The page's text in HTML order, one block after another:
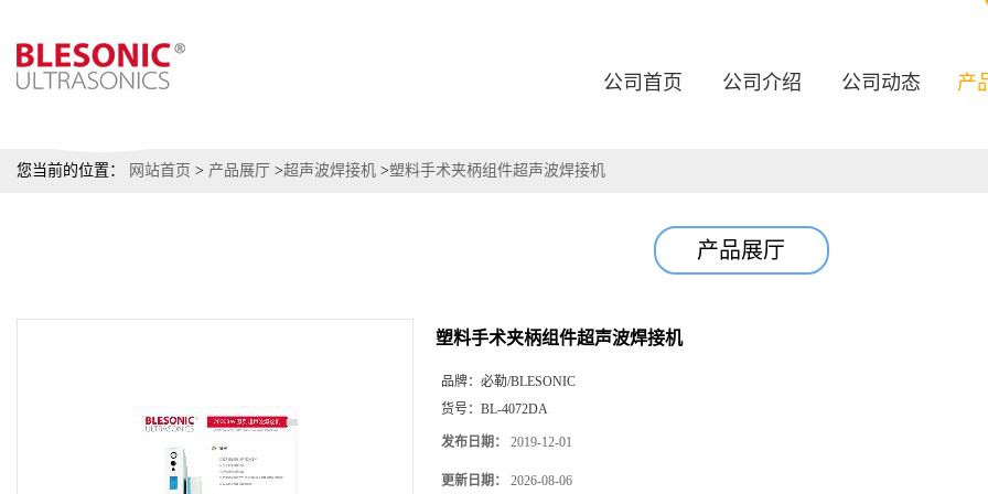
公司首页 公司介绍 公司动态 产
您当前的位置： 网站首页 > 产品展厅 >超声波焊接机 >塑料手术夹柄组件超声波焊接机
产品展厅
塑料手术夹柄组件超声波焊接机
品牌： 必勒/BLESONIC
货号： BL-4072DA
发布日期： 2019-12-01
更新日期： 2026-08-06